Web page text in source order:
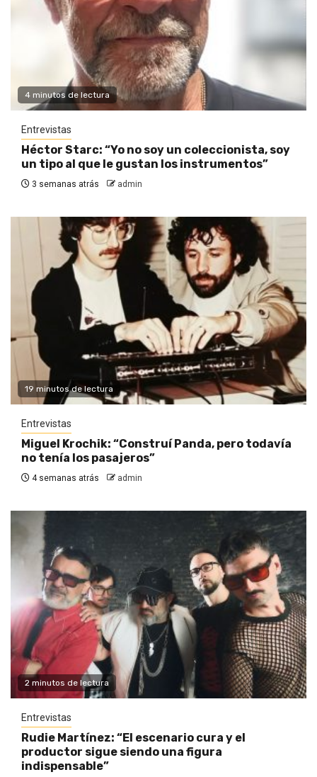
4 minutos de lectura
Entrevistas
Héctor Starc: “Yo no soy un coleccionista, soy
un tipo al que le gustan los instrumentos”
3 semanas atrás admin
19 minutos de lectura
Entrevistas
Miguel Krochik: “Construí Panda, pero todavía
no tenía los pasajeros”
4 semanas atrás admin
2 minutos de lectura
Entrevistas
Rudie Martínez: “El escenario cura y el
productor sigue siendo una figura
indispensable”